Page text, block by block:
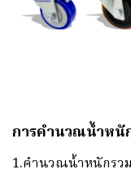
การคำนวณน้ำหนั
1.คำนวณน้ำหนักรว